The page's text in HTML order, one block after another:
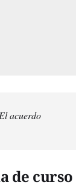
acuerdo
de curso